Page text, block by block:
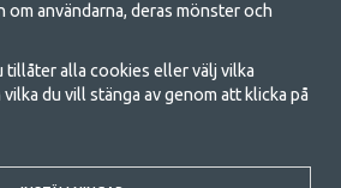
- Din butik för camping
och uteliv
en livsstil eller ett sätt att samla familjen
Oavsett vilken kategori du tillhör hittar du
erbjuder vi riktigt bra priser på familjetält,
om användarna, deras mönster och
tillåter alla cookies eller välj vilka
du vill stänga av genom att klicka på